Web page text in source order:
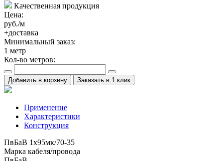
Качественная продукция
Цена:
руб./м
+доставка
Минимальный заказ:
1 метр
Кол-во метров:
Добавить в корзину Заказать в 1 клик
Применение
Характеристики
Конструкция
ПвБаВ 1х95мк/70-35
Марка кабеля/провода